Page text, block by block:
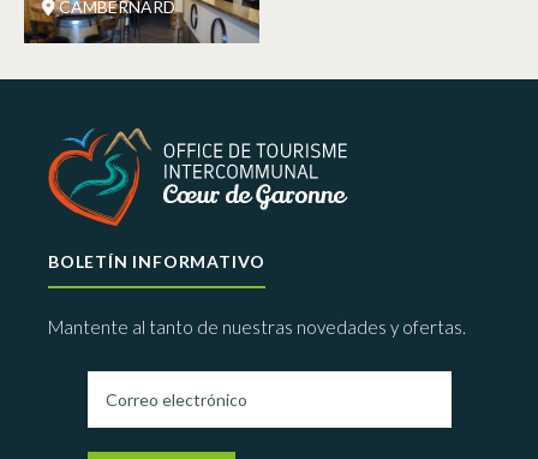
CAMBERNARD
BOLETÍN INFORMATIVO
Mantente al tanto de nuestras novedades y ofertas.